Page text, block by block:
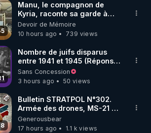
CENSURÉES SUR ODYSEE
Youtube sont aussi sur la
EN PRÉSENTIEL
Manu, le compagnon de
Kyria, raconte sa garde à
vue musclée. PARTAGEZ!
Devoir de Mémoire
10 hours ago
739 views
Nombre de juifs disparus
entre 1941 et 1945 (Réponse
à mes accusateurs)
Sans Concession
3 hours ago
50 views
Bulletin STRATPOL N°302.
Armée des drones, MS-21 en
série, missiles coréens.
07.08.2026.
Generousbear
17 hours ago
1.1 k views